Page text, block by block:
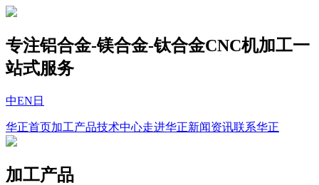
专注铝合金-镁合金-钛合金CNC机加工一
站式服务
中EN 日
华正首页加工产品技术中心走进华正新闻资讯联系华正
加工产品